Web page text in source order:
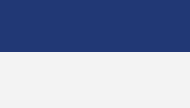
Legea decarbonizării: